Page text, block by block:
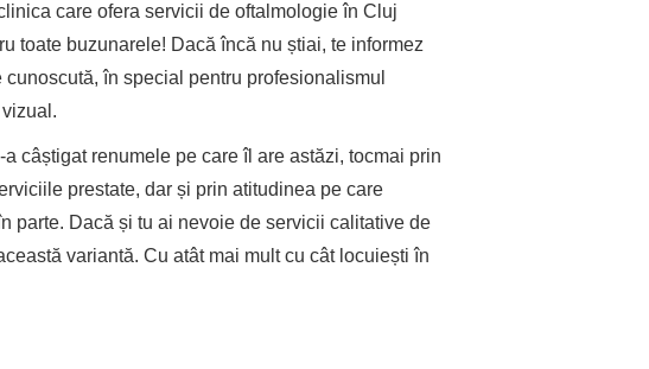
care ofera servicii de oftalmologie în Cluj
toate buzunarele! Dacă încă nu știai, te informez
în special pentru profesionalismul
câștigat renumele pe care îl are astăzi, tocmai prin
prestate, dar și prin atitudinea pe care
parte. Dacă și tu ai nevoie de servicii calitative de
variantă. Cu atât mai mult cu cât locuiești în